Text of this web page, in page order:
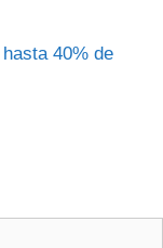
40% de